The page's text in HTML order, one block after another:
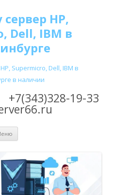
HP,
Dell, IBM в
Supermicro, Dell, IBM в
в наличии
+7(343)328-19-33